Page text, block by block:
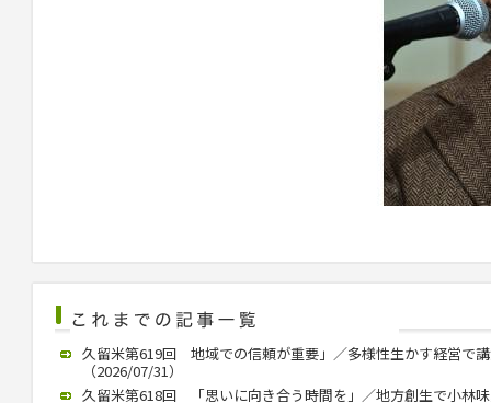
久留米第619回 地域での信頼が重要」／多様性生かす経営で
（2026/07/31）
久留米第618回 「思いに向き合う時間を」／地方創生で小林